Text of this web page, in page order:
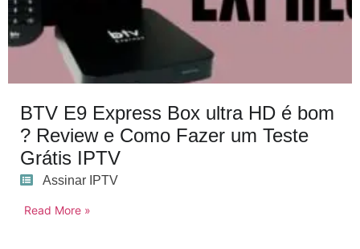
BTV E9 Express Box ultra HD é bom
? Review e Como Fazer um Teste
Grátis IPTV
Assinar IPTV
Read More »